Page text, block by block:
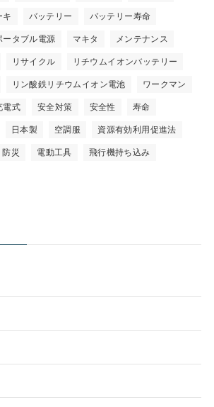
キ バッテリー バッテリー寿命
ータブル電源 マキタ メンテナンス
リサイクル リチウムイオンバッテリー
リン酸鉄リチウムイオン電池 ワークマン
電式 安全対策 安全性 寿命
日本製 空調服 資源有効利用促進法
防災 電動工具 飛行機持ち込み